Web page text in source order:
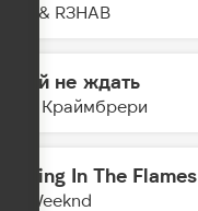
INNA & R3HAB
Давай не ждать
Мари Краймбрери
Dancing In The Flames
The Weeknd